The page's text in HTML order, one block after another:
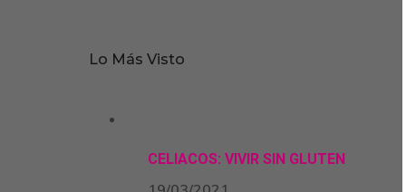
Lo Más Visto
CELIACOS: VIVIR SIN GLUTEN